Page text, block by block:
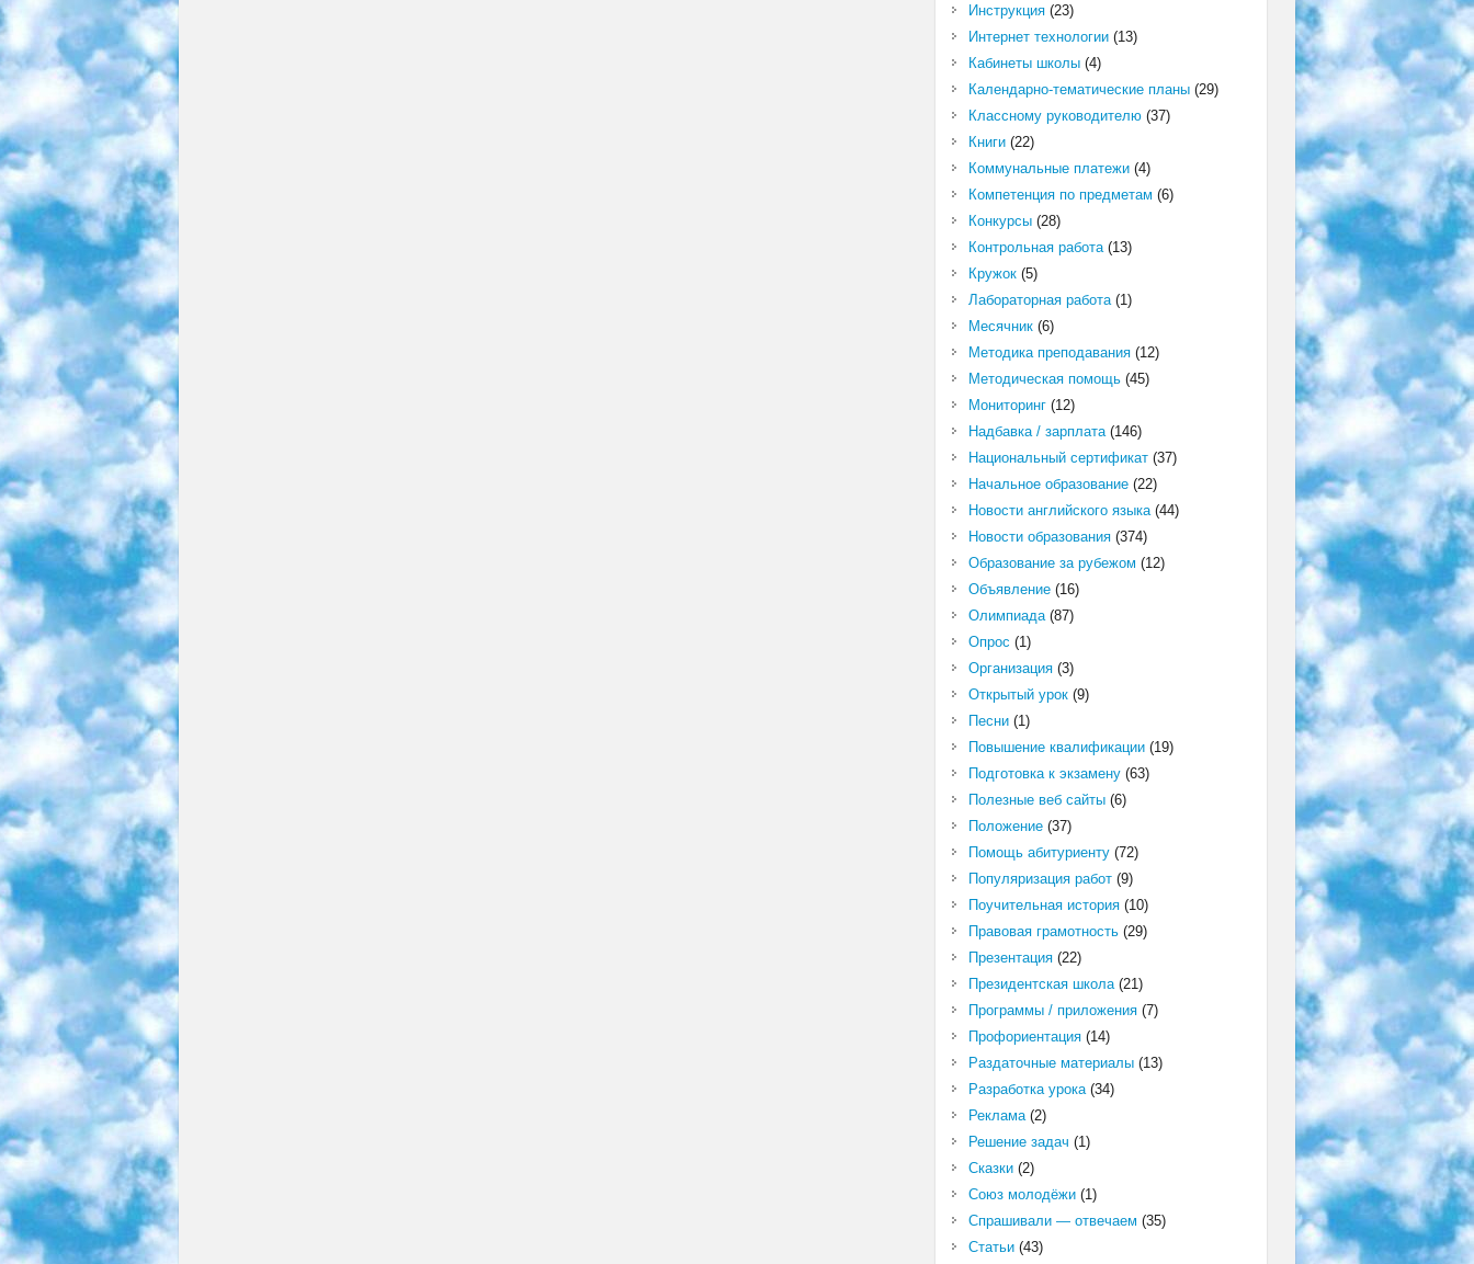
Инструкция(23)
Интернет технологии(13)
Кабинеты школы(4)
Календарно-тематические планы(29)
Классному руководителю(37)
Книги(22)
Коммунальные платежи(4)
Компетенция по предметам (6)
Конкурсы(28)
Контрольная работа(13)
Кружок(5)
Лабораторная работа(1)
Месячник(6)
Методика преподавания(12)
Методическая помощь(45)
Мониторинг(12)
Надбавка / зарплата(146)
Национальный сертификат(37)
Начальное образование(22)
Новости английского языка(44)
Новости образования(374)
Образование за рубежом (12)
Объявление(16)
Олимпиада(87)
Опрос (1)
Организация(3)
Открытый урок(9)
Песни(1)
Повышение квалификации(19)
Подготовка к экзамену(63)
Полезные веб сайты(6)
Положение(37)
Помощь абитуриенту(72)
Популяризация работ(9)
Поучительная история(10)
Правовая грамотность(29)
Презентация(22)
Президентская школа(21)
Программы / приложения(7)
Профориентация(14)
Раздаточные материалы(13)
Разработка урока(34)
Реклама(2)
Решение задач (1)
Сказки(2)
Союз молодёжи(1)
Спрашивали — отвечаем (35)
Статьи(43)